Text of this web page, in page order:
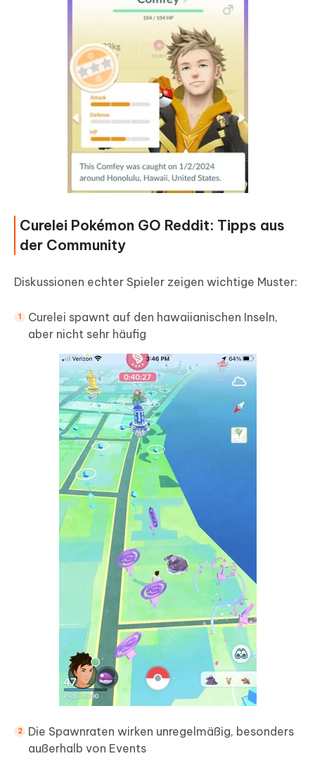
Curelei Pokémon GO Reddit: Tipps aus
der Community
Diskussionen echter Spieler zeigen wichtige Muster:
Curelei spawnt auf den hawaiianischen Inseln,
aber nicht sehr häufig
Die Spawnraten wirken unregelmäßig, besonders
außerhalb von Events